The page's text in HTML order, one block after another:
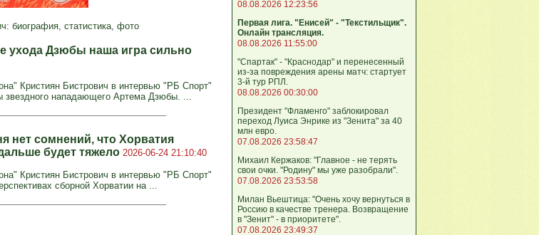
биография, статистика, фото
ухода Дзюбы наша игра сильно
Кристиян Бистрович в интервью "РБ Спорт"
звездного нападающего Артема Дзюбы. ...
нет сомнений, что Хорватия
будет тяжело 2026-06-24 21:10:40
Кристиян Бистрович в интервью "РБ Спорт"
сборной Хорватии на ...
08.08.2026 12:23:56
Первая лига. "Енисей" - "Текстильщик".
Онлайн трансляция.
08.08.2026 11:55:00
"Спартак" - "Краснодар" и перенесенный
из-за повреждения арены матч: стартует
3-й тур РПЛ.
08.08.2026 00:30:00
Президент "Фламенго" заблокировал
переход Луиса Энрике из "Зенита" за 40
млн евро.
07.08.2026 23:58:47
Михаил Кержаков: "Главное - не терять
свои очки. "Родину" мы уже разобрали".
07.08.2026 23:53:58
Милан Вьештица: "Очень хочу вернуться в
Россию в качестве тренера. Возвращение
в "Зенит" - в приоритете".
07.08.2026 23:49:37